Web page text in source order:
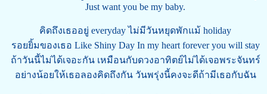
Just want you be my baby.
คิดถึงเธออยู่ everyday ไม่มีวันหยุดพักแม้ holiday
รอยยิ้มของเธอ Like Shiny Day In my heart forever you will stay
ถ้าวันนี้ไม่ได้เจอะกัน เหมือนกับดวงอาทิตย์ไม่ได้เจอพระจันทร์
อย่างน้อยให้เธอลองคิดถึงกัน วันพรุ่งนี้คงจะดีถ้ามีเธอกับฉัน